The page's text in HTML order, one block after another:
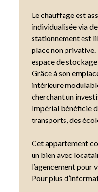
Le chauffage est
individualisée via
stationnement est
place non privative.
espace de
Grâce à son
intérieure
cherchant un
Impérial bénéficie
transports, des
Cet appartement
un bien avec
l’agencement pour
Pour plus